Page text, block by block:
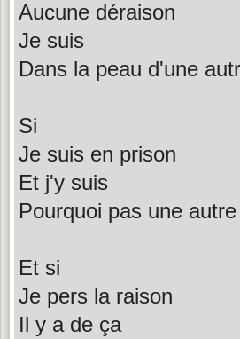
Aucune déraison
Je suis
Dans la peau d'une
Si
Je suis en prison
Et j'y suis
Pourquoi pas une
Et si
Je pers la raison
Il y a de ça